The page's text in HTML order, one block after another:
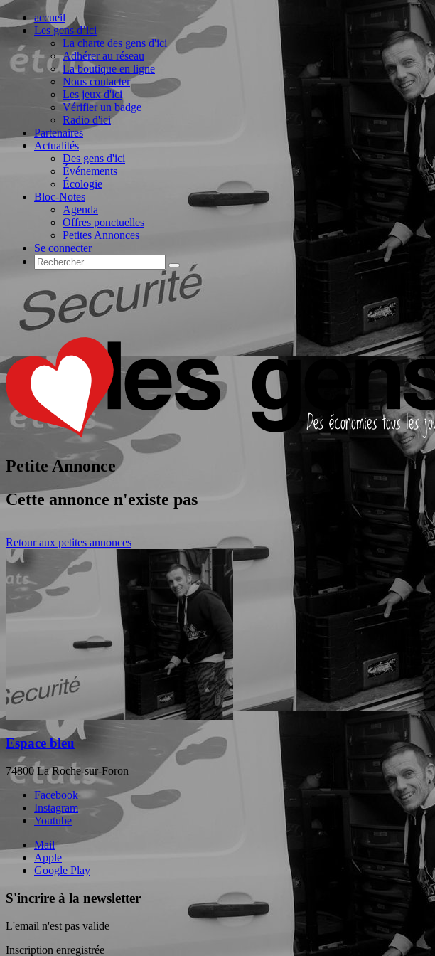
accueil
Les gens d’ici
La charte des gens d'ici
Adhérer au réseau
La boutique en ligne
Nous contacter
Les jeux d'ici
Vérifier un badge
Radio d'ici
Partenaires
Actualités
Des gens d'ici
Événements
Écologie
Bloc-Notes
Agenda
Offres ponctuelles
Petites Annonces
Se connecter
Petite Annonce
Cette annonce n'existe pas
Retour aux petites annonces
Espace bleu
74800 La Roche-sur-Foron
Facebook
Instagram
Youtube
Mail
Apple
Google Play
S'incrire à la newsletter
L'email n'est pas valide
Inscription enregistrée